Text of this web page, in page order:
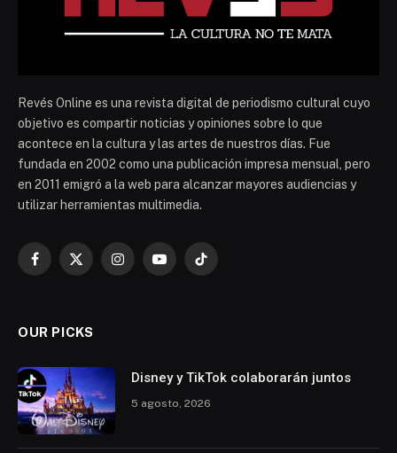
Revés Online es una revista digital de periodismo cultural cuyo
objetivo es compartir noticias y opiniones sobre lo que
acontece en la cultura y las artes de nuestros días. Fue
fundada en 2002 como una publicación impresa mensual, pero
en 2011 emigró a la web para alcanzar mayores audiencias y
utilizar herramientas multimedia.
Facebook
X
InstagramYouTubeTikTok
OUR PICKS
Disney y TikTok colaborarán juntos
5 agosto, 2026